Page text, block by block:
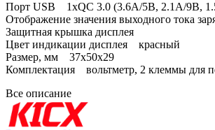
Порт USB 1xQC 3.0 (3.6A/5B, 2.1A/9В,
Отображение значения выходного тока
Защитная крышка дисплея
Цвет индикации дисплея красный
Размер, мм 37x50x29
Комплектация вольтметр, 2 клеммы для
Все описание